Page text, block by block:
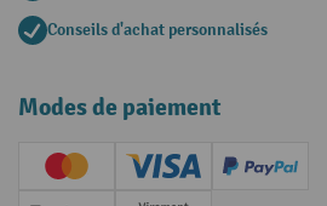
Conseils d'achat personnalisés
Modes de paiement
Creditcard (Master)Creditcard (Visa)
PayPal